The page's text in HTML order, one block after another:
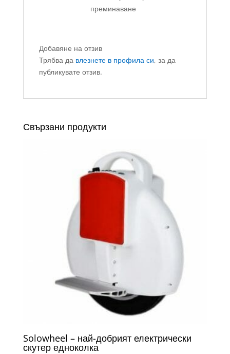
преминаване
Добавяне на отзив
Трябва да влезнете в профила си, за да
публикувате отзив.
Свързани продукти
Solowheel – най-добрият електрически
скутер едноколка